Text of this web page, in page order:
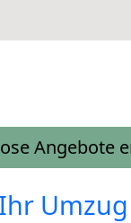
Angebote
Ihr Umzug